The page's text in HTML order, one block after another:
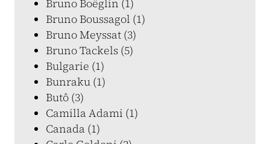
Bruno Boëglin (1)
Bruno Boussagol (1)
Bruno Meyssat (3)
Bruno Tackels (5)
Bulgarie (1)
Bunraku (1)
Butô (3)
Camilla Adami (1)
Canada (1)